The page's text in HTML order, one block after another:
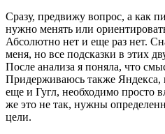
Сразу, предвижу вопрос, а как
нужно менять или
Абсолютно нет и еще раз нет.
меня, но все подсказки в этих
После анализа я поняла, что
Придерживаюсь также
еще и Гугл, необходимо просто
же это не так, нужны
цели.